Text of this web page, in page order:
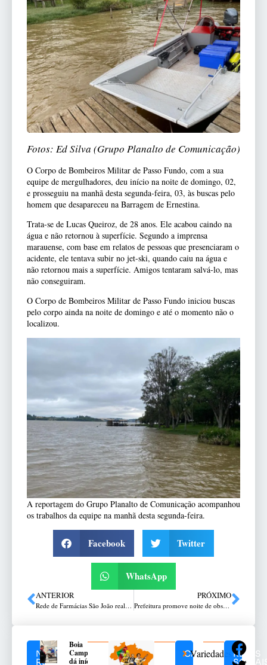
Fotos: Ed Silva (Grupo Planalto de Comunicação)
O Corpo de Bombeiros Militar de Passo Fundo, com a sua
equipe de mergulhadores, deu início na noite de domingo, 02,
e prosseguiu na manhã desta segunda-feira, 03, às buscas pelo
homem que desapareceu na Barragem de Ernestina.
Trata-se de Lucas Queiroz, de 28 anos. Ele acabou caindo na
água e não retornou à superfície. Segundo a imprensa
marauense, com base em relatos de pessoas que presenciaram o
acidente, ele tentava subir no jet-ski, quando caiu na água e
não retornou mais a superfície. Amigos tentaram salvá-lo, mas
não conseguiram.
O Corpo de Bombeiros Militar de Passo Fundo iniciou buscas
pelo corpo ainda na noite de domingo e até o momento não o
localizou.
A reportagem do Grupo Planalto de Comunicação acompanhou
os trabalhos da equipe na manhã desta segunda-feira.
Facebook Twitter
WhatsApp
ANTERIOR
Rede de Farmácias São João realiza Convenção de Vendas com mais de 3 mil colaboradores no Estádio Beira-Rio em Porto Alegre/RS
PRÓXIMO
Prefeitura promove noite de observação da lua
NOTÍCIAS
RELACIONADAS
Boia
Campeira
dá início
CATEGORIAS
VariedadesREDES